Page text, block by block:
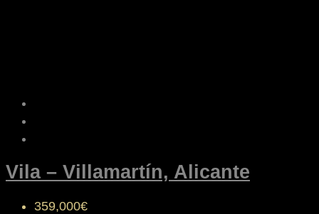
Vila – Villamartín, Alicante
359,000€